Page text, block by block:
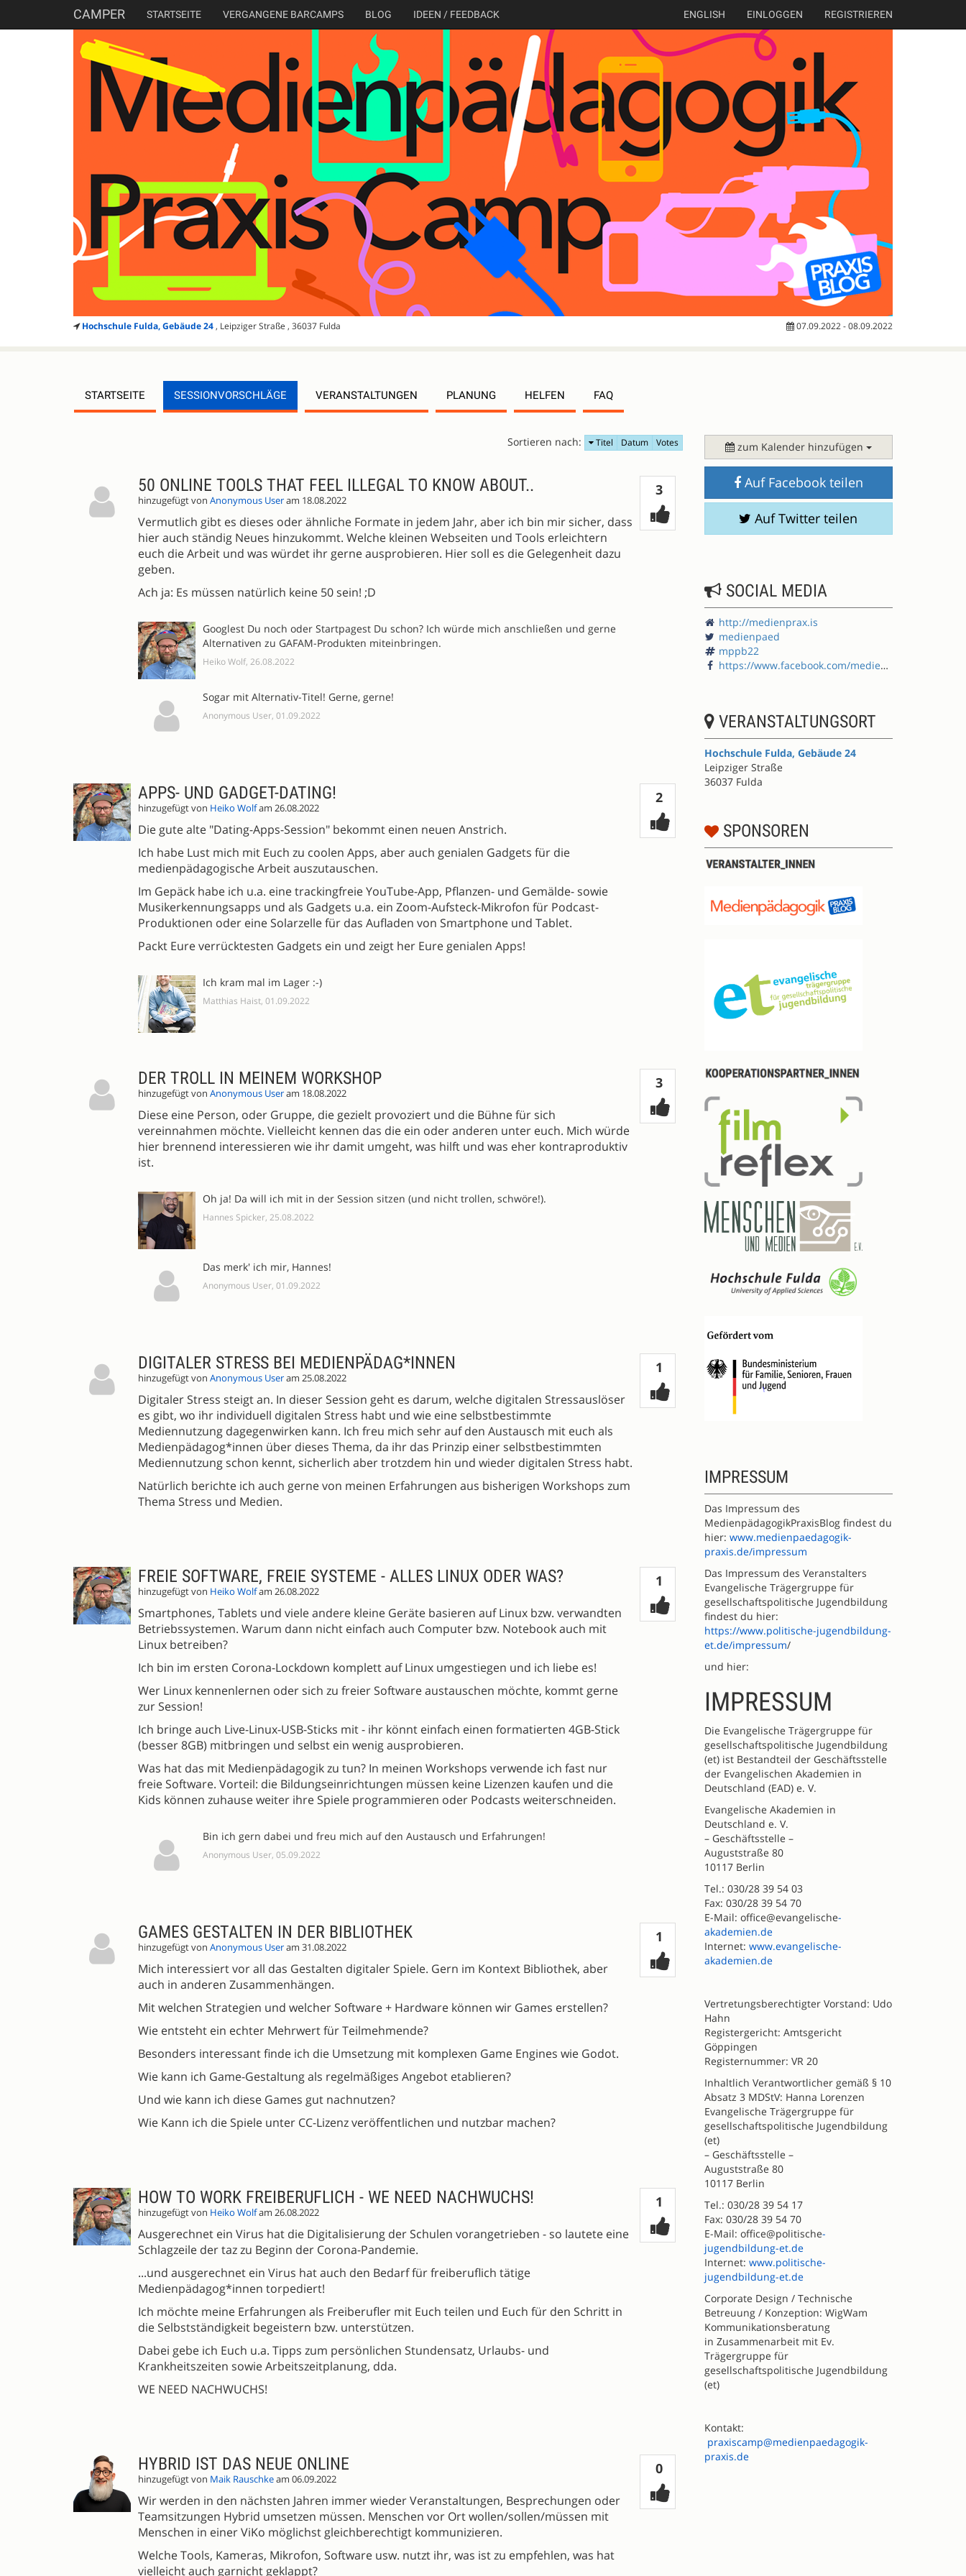
CAMPER STARTSEITE VERGANGENE BARCAMPS BLOG IDEEN / FEEDBACK ENGLISH EINLOGGEN REGISTRIEREN
Hochschule Fulda, Gebäude 24, Leipziger Straße , 36037 Fulda 07.09.2022 - 08.09.2022
STARTSEITE SESSIONVORSCHLÄGE VERANSTALTUNGEN PLANUNG HELFEN FAQ
Sortieren nach: Titel Datum Votes
3Votes
50 ONLINE TOOLS THAT FEEL ILLEGAL TO KNOW ABOUT..
hinzugefügt von Anonymous Useram 18.08.2022
Vermutlich gibt es dieses oder ähnliche Formate in jedem Jahr, aber ich bin mir sicher, dass
hier auch ständig Neues hinzukommt. Welche kleinen Webseiten und Tools erleichtern
euch die Arbeit und was würdet ihr gerne ausprobieren. Hier soll es die Gelegenheit dazu
geben.
Ach ja: Es müssen natürlich keine 50 sein! ;D
Googlest Du noch oder Startpagest Du schon? Ich würde mich anschließen und gerne
Alternativen zu GAFAM-Produkten miteinbringen.
Heiko Wolf, 26.08.2022
Sogar mit Alternativ-Titel! Gerne, gerne!
Anonymous User, 01.09.2022
2Votes
APPS- UND GADGET-DATING!
hinzugefügt von Heiko Wolfam 26.08.2022
Die gute alte "Dating-Apps-Session" bekommt einen neuen Anstrich.
Ich habe Lust mich mit Euch zu coolen Apps, aber auch genialen Gadgets für die
medienpädagogische Arbeit auszutauschen.
Im Gepäck habe ich u.a. eine trackingfreie YouTube-App, Pflanzen- und Gemälde- sowie
Musikerkennungsapps und als Gadgets u.a. ein Zoom-Aufsteck-Mikrofon für Podcast-
Produktionen oder eine Solarzelle für das Aufladen von Smartphone und Tablet.
Packt Eure verrücktesten Gadgets ein und zeigt her Eure genialen Apps!
Ich kram mal im Lager :-)
Matthias Haist, 01.09.2022
3Votes
DER TROLL IN MEINEM WORKSHOP
hinzugefügt von Anonymous Useram 18.08.2022
Diese eine Person, oder Gruppe, die gezielt provoziert und die Bühne für sich
vereinnahmen möchte. Vielleicht kennen das die ein oder anderen unter euch. Mich würde
hier brennend interessieren wie ihr damit umgeht, was hilft und was eher kontraproduktiv
ist.
Oh ja! Da will ich mit in der Session sitzen (und nicht trollen, schwöre!).
Hannes Spicker, 25.08.2022
Das merk' ich mir, Hannes!
Anonymous User, 01.09.2022
1
DIGITALER STRESS BEI MEDIENPÄDAG*INNEN
hinzugefügt von Anonymous Useram 25.08.2022
Digitaler Stress steigt an. In dieser Session geht es darum, welche digitalen Stressauslöser
es gibt, wo ihr individuell digitalen Stress habt und wie eine selbstbestimmte
Mediennutzung dagegenwirken kann. Ich freu mich sehr auf den Austausch mit euch als
Medienpädagog*innen über dieses Thema, da ihr das Prinzip einer selbstbestimmten
Mediennutzung schon kennt, sicherlich aber trotzdem hin und wieder digitalen Stress habt.
Natürlich berichte ich auch gerne von meinen Erfahrungen aus bisherigen Workshops zum
Thema Stress und Medien.
1
FREIE SOFTWARE, FREIE SYSTEME - ALLES LINUX ODER WAS?
hinzugefügt von Heiko Wolfam 26.08.2022
Smartphones, Tablets und viele andere kleine Geräte basieren auf Linux bzw. verwandten
Betriebssystemen. Warum dann nicht einfach auch Computer bzw. Notebook auch mit
Linux betreiben?
Ich bin im ersten Corona-Lockdown komplett auf Linux umgestiegen und ich liebe es!
Wer Linux kennenlernen oder sich zu freier Software austauschen möchte, kommt gerne
zur Session!
Ich bringe auch Live-Linux-USB-Sticks mit - ihr könnt einfach einen formatierten 4GB-Stick
(besser 8GB) mitbringen und selbst ein wenig ausprobieren.
Was hat das mit Medienpädagogik zu tun? In meinen Workshops verwende ich fast nur
freie Software. Vorteil: die Bildungseinrichtungen müssen keine Lizenzen kaufen und die
Kids können zuhause weiter ihre Spiele programmieren oder Podcasts weiterschneiden.
Bin ich gern dabei und freu mich auf den Austausch und Erfahrungen!
Anonymous User, 05.09.2022
1
GAMES GESTALTEN IN DER BIBLIOTHEK
hinzugefügt von Anonymous Useram 31.08.2022
Mich interessiert vor all das Gestalten digitaler Spiele. Gern im Kontext Bibliothek, aber
auch in anderen Zusammenhängen.
Mit welchen Strategien und welcher Software + Hardware können wir Games erstellen?
Wie entsteht ein echter Mehrwert für Teilmehmende?
Besonders interessant finde ich die Umsetzung mit komplexen Game Engines wie Godot.
Wie kann ich Game-Gestaltung als regelmäßiges Angebot etablieren?
Und wie kann ich diese Games gut nachnutzen?
Wie Kann ich die Spiele unter CC-Lizenz veröffentlichen und nutzbar machen?
1
HOW TO WORK FREIBERUFLICH - WE NEED NACHWUCHS!
hinzugefügt von Heiko Wolfam 26.08.2022
Ausgerechnet ein Virus hat die Digitalisierung der Schulen vorangetrieben - so lautete eine
Schlagzeile der taz zu Beginn der Corona-Pandemie.
...und ausgerechnet ein Virus hat auch den Bedarf für freiberuflich tätige
Medienpädagog*innen torpediert!
Ich möchte meine Erfahrungen als Freiberufler mit Euch teilen und Euch für den Schritt in
die Selbstständigkeit begeistern bzw. unterstützen.
Dabei gebe ich Euch u.a. Tipps zum persönlichen Stundensatz, Urlaubs- und
Krankheitszeiten sowie Arbeitszeitplanung, dda.
WE NEED NACHWUCHS!
0Votes
HYBRID IST DAS NEUE ONLINE
hinzugefügt von Maik Rauschkeam 06.09.2022
Wir werden in den nächsten Jahren immer wieder Veranstaltungen, Besprechungen oder
Teamsitzungen Hybrid umsetzen müssen. Menschen vor Ort wollen/sollen/müssen mit
Menschen in einer ViKo möglichst gleichberechtigt kommunizieren.
Welche Tools, Kameras, Mikrofon, Software usw. nutzt ihr, was ist zu empfehlen, was hat
vielleicht auch garnicht geklappt?
zum Kalender hinzufügen
Auf Facebook teilen
Auf Twitter teilen
SOCIAL MEDIA
http://medienprax.is
medienpaed
mppb22
https://www.facebook.com/medienpaedagogik/
VERANSTALTUNGSORT
Hochschule Fulda, Gebäude 24
Leipziger Straße
36037 Fulda
SPONSOREN
IMPRESSUM
Das Impressum des
MedienpädagogikPraxisBlog findest du
hier: www.medienpaedagogik-
praxis.de/impressum
Das Impressum des Veranstalters
Evangelische Trägergruppe für
gesellschaftspolitische Jugendbildung
findest du hier:
https://www.politische-jugendbildung-
et.de/impressum/
und hier:
IMPRESSUM
Die Evangelische Trägergruppe für
gesellschaftspolitische Jugendbildung
(et) ist Bestandteil der Geschäftsstelle
der Evangelischen Akademien in
Deutschland (EAD) e. V.
Evangelische Akademien in
Deutschland e. V.
– Geschäftsstelle –
Auguststraße 80
10117 Berlin
Tel.: 030/28 39 54 03
Fax: 030/28 39 54 70
E-Mail: office@evangelische-
akademien.de
Internet: www.evangelische-
akademien.de
Vertretungsberechtigter Vorstand: Udo
Hahn
Registergericht: Amtsgericht
Göppingen
Registernummer: VR 20
Inhaltlich Verantwortlicher gemäß § 10
Absatz 3 MDStV: Hanna Lorenzen
Evangelische Trägergruppe für
gesellschaftspolitische Jugendbildung
(et)
– Geschäftsstelle –
Auguststraße 80
10117 Berlin
Tel.: 030/28 39 54 17
Fax: 030/28 39 54 70
E-Mail: office@politische-
jugendbildung-et.de
Internet: www.politische-
jugendbildung-et.de
Corporate Design / Technische
Betreuung / Konzeption: WigWam
Kommunikationsberatung
in Zusammenarbeit mit Ev.
Trägergruppe für
gesellschaftspolitische Jugendbildung
(et)
Kontakt:
praxiscamp@medienpaedagogik-
praxis.de